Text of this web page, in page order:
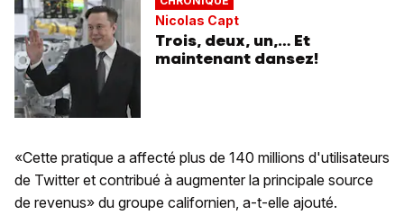
Nicolas Capt
Trois, deux, un,… Et
maintenant dansez!
«Cette pratique a affecté plus de 140 millions d'utilisateurs
de Twitter et contribué à augmenter la principale source
de revenus» du groupe californien, a-t-elle ajouté.